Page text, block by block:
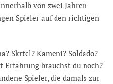
von zwei Jahren
Spieler auf den richtigen
Skrtel? Kameni? Soldado?
Erfahrung brauchst du noch?
Spieler, die damals zur